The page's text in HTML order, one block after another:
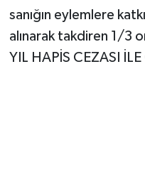
sanığın eylemlere
alınarak takdiren 1/3
YIL HAPİS CEZASI